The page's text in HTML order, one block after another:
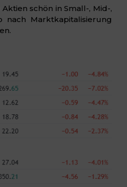
schön in Small-, Mid-,
nach Marktkapitalisierung